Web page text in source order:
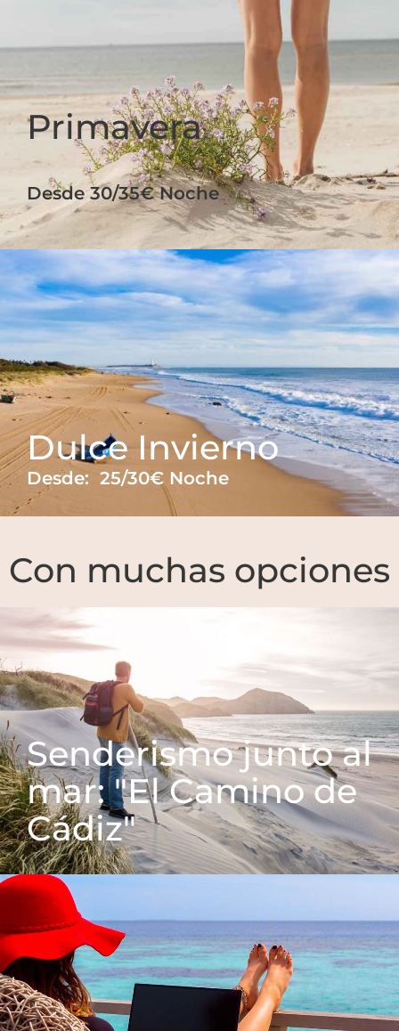
Primavera
Desde 30/35€ Noche
Dulce Invierno
Desde: 25/30€ Noche
Con muchas opciones
Senderismo junto al
mar: "El Camino de
Cádiz"